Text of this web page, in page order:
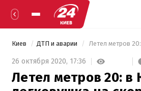
Киев ДТП и аварии
26 октября 2020, 17:36
Летел метров 20: в